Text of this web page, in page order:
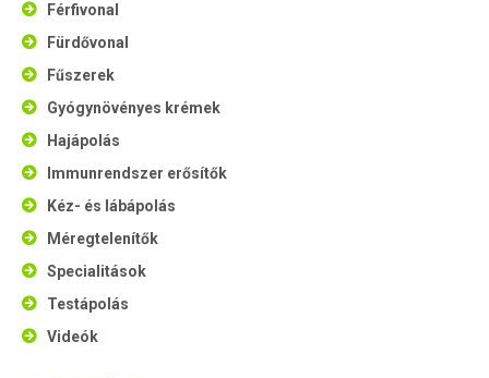
Férfivonal
Fürdővonal
Fűszerek
Gyógynövényes krémek
Hajápolás
Immunrendszer erősítők
Kéz- és lábápolás
Méregtelenítők
Specialitások
Testápolás
Videók